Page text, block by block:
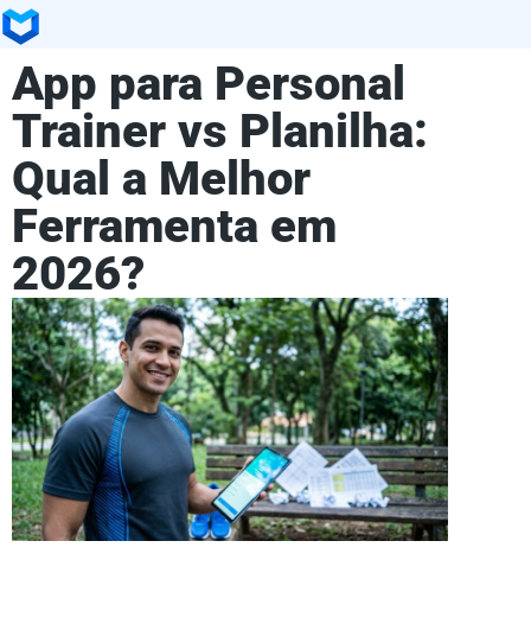
App para Personal
Trainer vs Planilha:
Qual a Melhor
Ferramenta em
2026?